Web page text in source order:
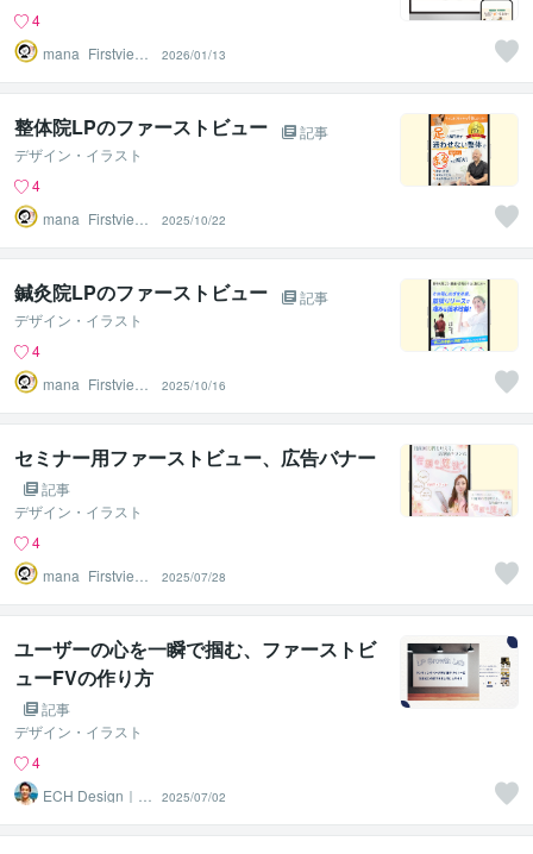
4
mana_Firstview
2026/01/13
整体院LPのファーストビュー
記事
デザイン・イラスト
4
mana_Firstview
2025/10/22
鍼灸院LPのファーストビュー
記事
デザイン・イラスト
4
mana_Firstview
2025/10/16
セミナー用ファーストビュー、広告バナー
記事
デザイン・イラスト
4
mana_Firstview
2025/07/28
ユーザーの心を一瞬で掴む、ファーストビ
ューFVの作り方
記事
デザイン・イラスト
4
ECH Design｜た
2025/07/02